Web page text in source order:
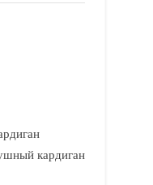
кардиган